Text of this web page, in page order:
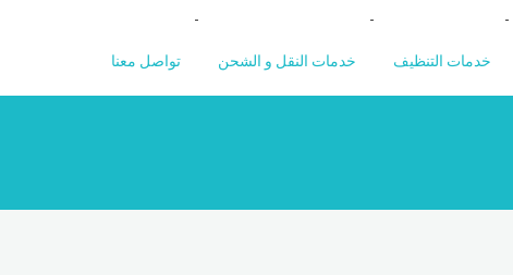
خدمات التنظيف خدمات النقل و الشحن تواصل معنا